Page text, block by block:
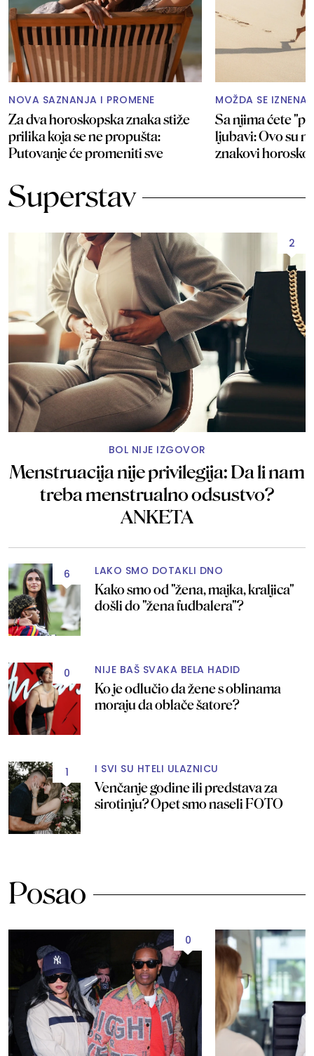
NOVA SAZNANJA I PROMENE
Za dva horoskopska znaka stiže
prilika koja se ne propušta:
Putovanje će promeniti sve
MOŽDA SE
Sa njima ćete
ljubavi: Ovo su
znakovi
Superstav
2
BOL NIJE IZGOVOR
Menstruacija nije privilegija: Da li nam
treba menstrualno odsustvo?
ANKETA
6 LAKO SMO DOTAKLI DNO
Kako smo od "žena, majka, kraljica"
došli do "žena fudbalera"?
0 NIJE BAŠ SVAKA BELA HADID
Ko je odlučio da žene s oblinama
moraju da oblače šatore?
1 I SVI SU HTELI ULAZNICU
Venčanje godine ili predstava za
sirotinju? Opet smo naseli FOTO
Posao
0